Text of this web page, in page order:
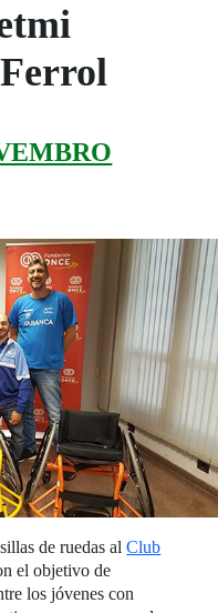
de ruedas alClub
el objetivo de
los jóvenes con